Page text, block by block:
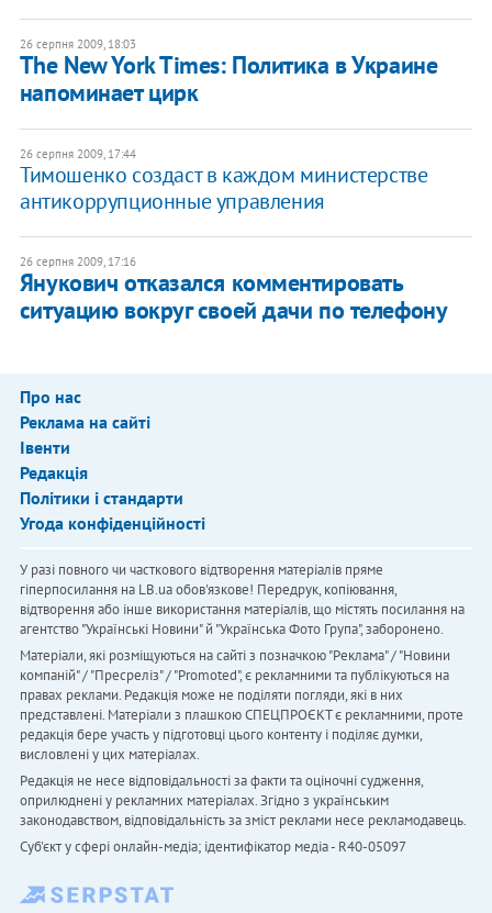
26 серпня 2009, 18:03
The New York Times: Политика в Украине
напоминает цирк
26 серпня 2009, 17:44
Тимошенко создаст в каждом министерстве
антикоррупционные управления
26 серпня 2009, 17:16
Янукович отказался комментировать
ситуацию вокруг своей дачи по телефону
Про нас
Реклама на сайті
Івенти
Редакція
Політики і стандарти
Угода конфіденційності
У разі повного чи часткового відтворення матеріалів пряме
гіперпосилання на LB.ua обов'язкове! Передрук, копіювання,
відтворення або інше використання матеріалів, що містять посилання на
агентство "Українськi Новини" й "Українська Фото Група", заборонено.
Матеріали, які розміщуються на сайті з позначкою "Реклама" / "Новини
компаній" / "Пресреліз" / "Promoted", є рекламними та публікуються на
правах реклами. Редакція може не поділяти погляди, які в них
представлені. Матеріали з плашкою СПЕЦПРОЄКТ є рекламними, проте
редакція бере участь у підготовці цього контенту і поділяє думки,
висловлені у цих матеріалах.
Редакція не несе відповідальності за факти та оціночні судження,
оприлюднені у рекламних матеріалах. Згідно з українським
законодавством, відповідальність за зміст реклами несе рекламодавець.
Cуб'єкт у сфері онлайн-медіа; ідентифікатор медіа - R40-05097